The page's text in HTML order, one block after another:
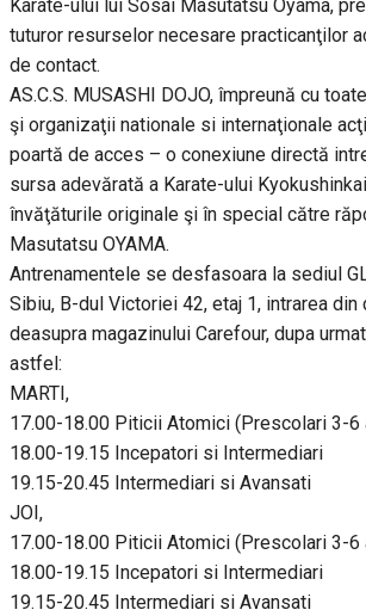
Karate-ului lui Sosai Masutatsu Oyama,
tuturor resurselor necesare practicanţilor
de contact.
AS.C.S. MUSASHI DOJO, împreună cu
şi organizaţii nationale si internaţionale
poartă de acces – o conexiune directă
sursa adevărată a Karate-ului
învăţăturile originale şi în special către
Masutatsu OYAMA.
Antrenamentele se desfasoara la sediul
Sibiu, B-dul Victoriei 42, etaj 1, intrarea din
deasupra magazinului Carefour, dupa
astfel:
MARTI,
17.00-18.00 Piticii Atomici (Prescolari 3-6
18.00-19.15 Incepatori si Intermediari
19.15-20.45 Intermediari si Avansati
JOI,
17.00-18.00 Piticii Atomici (Prescolari 3-6
18.00-19.15 Incepatori si Intermediari
19.15-20.45 Intermediari si Avansati